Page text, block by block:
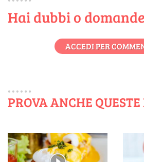
Hai dubbi o
ACCEDI PER
PROVA ANCHE